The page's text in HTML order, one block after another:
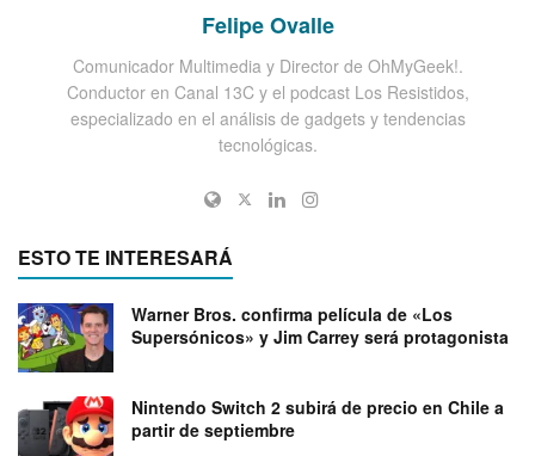
Felipe Ovalle
Comunicador Multimedia y Director de OhMyGeek!.
Conductor en Canal 13C y el podcast Los Resistidos,
especializado en el análisis de gadgets y tendencias
tecnológicas.
ESTO TE INTERESARÁ
Warner Bros. confirma película de «Los
Supersónicos» y Jim Carrey será protagonista
Nintendo Switch 2 subirá de precio en Chile a
partir de septiembre